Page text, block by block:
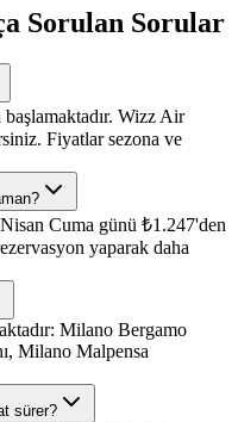
Sorulan Sorular
Wizz Air
Fiyatlar sezona ve
Cuma günü ₺1.247'den
yaparak daha
Milano Bergamo
Milano Malpensa
sürer?